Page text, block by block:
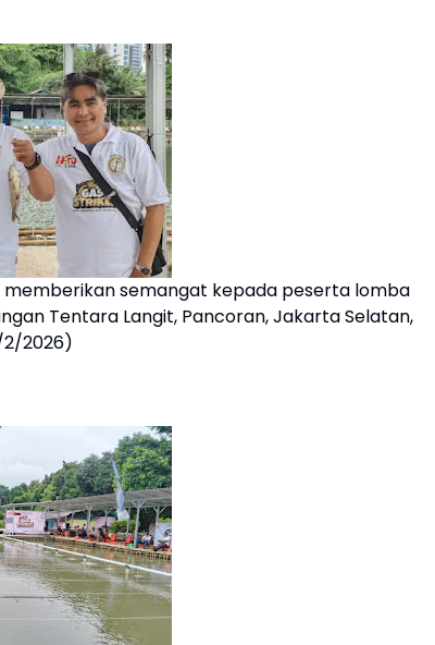
semangat kepada peserta lomba
Tentara Langit, Pancoran, Jakarta Selatan,
2026)